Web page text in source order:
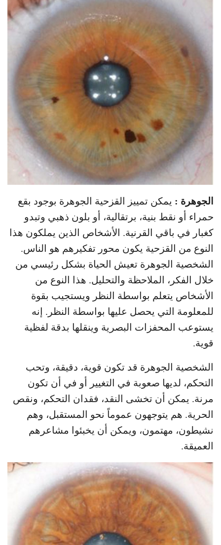
الجوهرة : يمكن تمييز القزحية الجوهرة بوجود بقع
حمراء أو نقط بنية، برتقالية، أو بلون ذهبي وتبدو
كغبار في باقي القرنية. الأشخاص الذين يملكون هذا
النوع من القزحية يكون محور تفكيرهم هو الناس.
الشخصية الجوهرة تعيش الحياة بشكل رئيسي من
خلال الفكر، الملاحظة والتحليل. هذا النوع من
الأشخاص يتعلم بواسطة النظر ويستجيب بقوة
للمعلومة التي يحصل عليها بواسطة النظر. إنه
يستوعب المحفزات البصرية وينقلها بدقة لفظية
قوية.
الشخصية الجوهرة قد تكون قوية، دقيقة، وتحب
التحكم، لديها صعوبة في التغيير أو في أن تكون
مرنة. يمكن أن تخشى النقد، فقدان التحكم، ونقص
الحرية. هم يتوجهون عموماً نحو المستقبل، وهم
نشيطون، مهتمون، ويمكن أن يخبئوا مشاعرهم
العميقة.